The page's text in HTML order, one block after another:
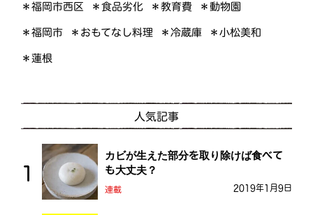
＊福岡市西区 ＊食品劣化 ＊教育費 ＊動物園
＊福岡市 ＊おもてなし料理 ＊冷蔵庫 ＊小松美和
＊蓮根
人気記事
カビが生えた部分を取り除けば食べて
も大丈夫？
連載 2019年1月9日